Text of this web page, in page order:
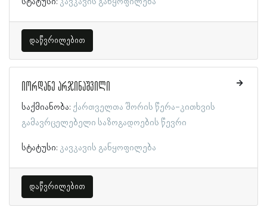
დაწვრილებით
იორდანე არჯინაშვილი
საქმიანობა: ქართველთა შორის წერა-კითხვის
გამავრცელებელი საზოგადოების წევრი
სტატუსი: კავკავის განყოფილება
დაწვრილებით